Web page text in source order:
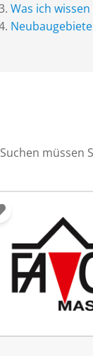
Was ich
Neubaugebiete
Suchen müssen